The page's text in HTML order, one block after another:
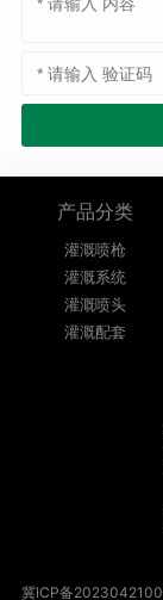
产品分类
灌溉喷枪
灌溉系统
灌溉喷头
灌溉配套
冀ICP备